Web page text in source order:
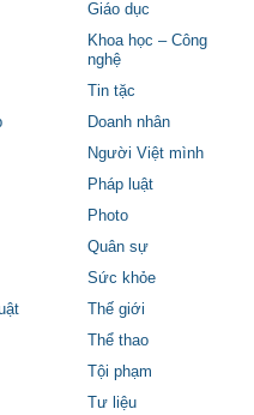
Giáo dục
Khoa học – Công
nghệ
Tin tặc
Doanh nhân
Người Việt mình
Pháp luật
Photo
Quân sự
Sức khỏe
Thế giới
Thể thao
Tội phạm
Tư liệu